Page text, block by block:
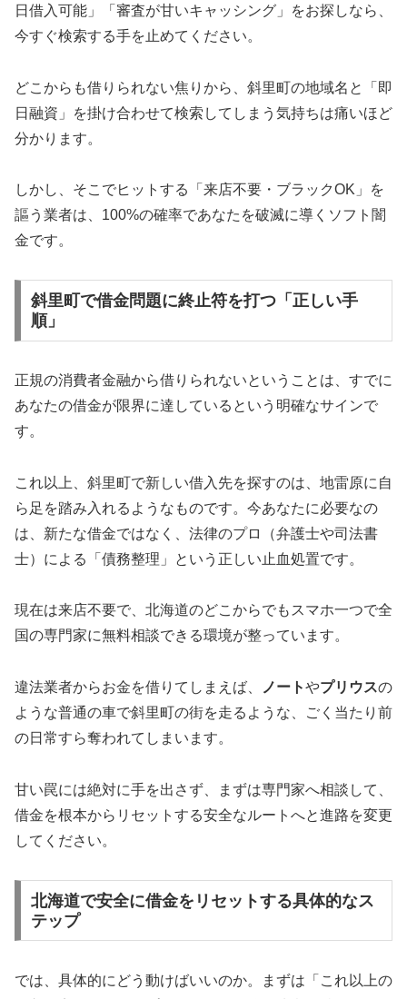
日借入可能」「審査が甘いキャッシング」をお探しなら、
今すぐ検索する手を止めてください。
どこからも借りられない焦りから、斜里町の地域名と「即
日融資」を掛け合わせて検索してしまう気持ちは痛いほど
分かります。
しかし、そこでヒットする「来店不要・ブラックOK」を
謳う業者は、100%の確率であなたを破滅に導くソフト闇
金です。
斜里町で借金問題に終止符を打つ「正しい手
順」
正規の消費者金融から借りられないということは、すでに
あなたの借金が限界に達しているという明確なサインで
す。
これ以上、斜里町で新しい借入先を探すのは、地雷原に自
ら足を踏み入れるようなものです。今あなたに必要なの
は、新たな借金ではなく、法律のプロ（弁護士や司法書
士）による「債務整理」という正しい止血処置です。
現在は来店不要で、北海道のどこからでもスマホ一つで全
国の専門家に無料相談できる環境が整っています。
違法業者からお金を借りてしまえば、 ノートやプリウスの
ような普通の車で斜里町の街を走るような、ごく当たり前
の日常すら奪われてしまいます。
甘い罠には絶対に手を出さず、まずは専門家へ相談して、
借金を根本からリセットする安全なルートへと進路を変更
してください。
北海道で安全に借金をリセットする具体的なス
テップ
では、具体的にどう動けばいいのか。まずは「これ以上の